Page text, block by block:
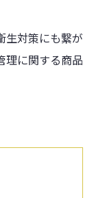
生対策にも繋が
理に関する商品